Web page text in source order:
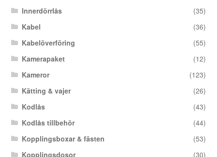
Innerdörrlås
(35)
Kabel
(36)
Kabelöverföring
(55)
Kamerapaket
(12)
Kameror
(123)
Kätting & vajer
(26)
Kodlås
(43)
Kodlås tillbehör
(44)
Kopplingsboxar & fästen
(53)
Kopplingsdosor
(30)